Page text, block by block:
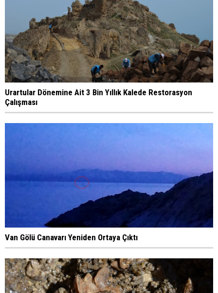
Urartular Dönemine Ait 3 Bin Yıllık Kalede Restorasyon
Çalışması
Van Gölü Canavarı Yeniden Ortaya Çıktı